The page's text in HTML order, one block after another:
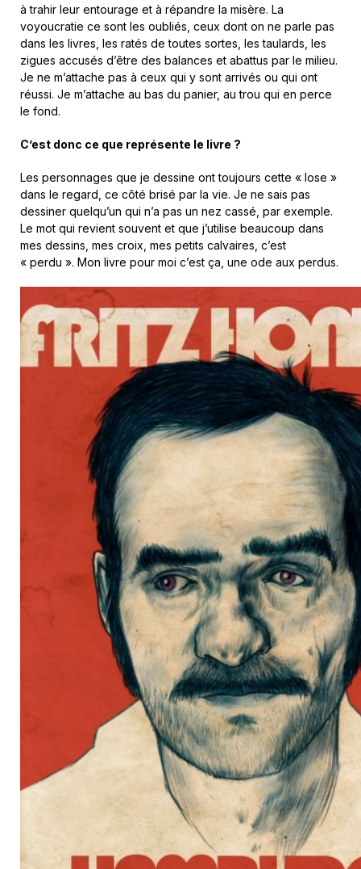
à trahir leur entourage et à répandre la misère. La
voyoucratie ce sont les oubliés, ceux dont on ne parle pas
dans les livres, les ratés de toutes sortes, les taulards, les
zigues accusés d’être des balances et abattus par le milieu.
Je ne m’attache pas à ceux qui y sont arrivés ou qui ont
réussi. Je m’attache au bas du panier, au trou qui en perce
le fond.
C’est donc ce que représente le livre ?
Les personnages que je dessine ont toujours cette « lose »
dans le regard, ce côté brisé par la vie. Je ne sais pas
dessiner quelqu’un qui n’a pas un nez cassé, par exemple.
Le mot qui revient souvent et que j’utilise beaucoup dans
mes dessins, mes croix, mes petits calvaires, c’est
« perdu ». Mon livre pour moi c’est ça, une ode aux perdus.